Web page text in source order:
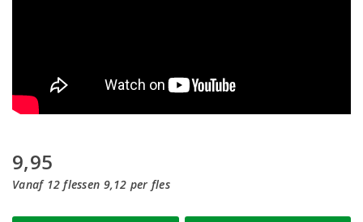
9,95
Vanaf 12 flessen 9,12 per fles